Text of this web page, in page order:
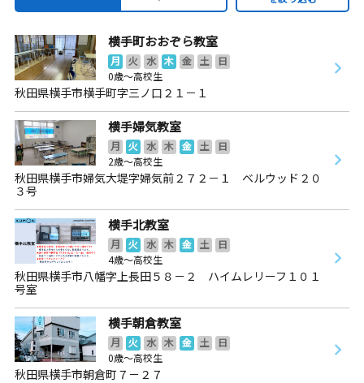
横手町おおぞら教室
月 火 水 木 金 土
日
0歳～高校生
秋田県横手市横手町字三ノ口２１－１
横手婦気教室
月 火 水 木 金 土
日
2歳～高校生
秋田県横手市婦気大堤字婦気前２７２－１ ベルウッド２０
３号
横手北教室
月 火 水 木 金 土
日
4歳～高校生
秋田県横手市八幡字上長田５８－２ ハイムレリーフ１０１
号室
横手朝倉教室
月 火 水 木 金 土
日
0歳～高校生
秋田県横手市朝倉町７－２７